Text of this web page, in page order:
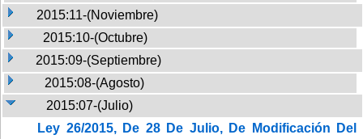
2015:11-(Noviembre)
2015:10-(Octubre)
2015:09-(Septiembre)
2015:08-(Agosto)
2015:07-(Julio)
Ley 26/2015, De 28 De Julio, De Modificación Del